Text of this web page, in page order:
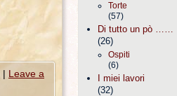
| Leave a
Torte
(57)
Di tutto un pò ……
(26)
Ospiti
(6)
I miei lavori
(32)